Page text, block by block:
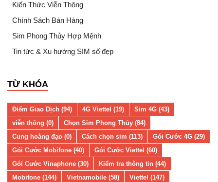
Kiến Thức Viễn Thông
Chính Sách Bán Hàng
Sim Phong Thủy Hợp Mệnh
Tin tức & Xu hướng SIM số đẹp
TỪ KHÓA
Điểm Giao Dịch (94) 4G Viettel (19)
Sim 4G (43)
viễn thông (0)
Chọn Sim Phong Thủy (84)
Cung hoàng đạo (0)
Cách chọn sim (113)
Gói Cước 4G (29)
Gói Cước Mobifone (40)
Gói Cước Viettel (60)
Gói Cước Vinaphone (30)
Kiểm tra thông tin (44)
Mobifone (144)
Vietnamobile (58)
Viettel (147)